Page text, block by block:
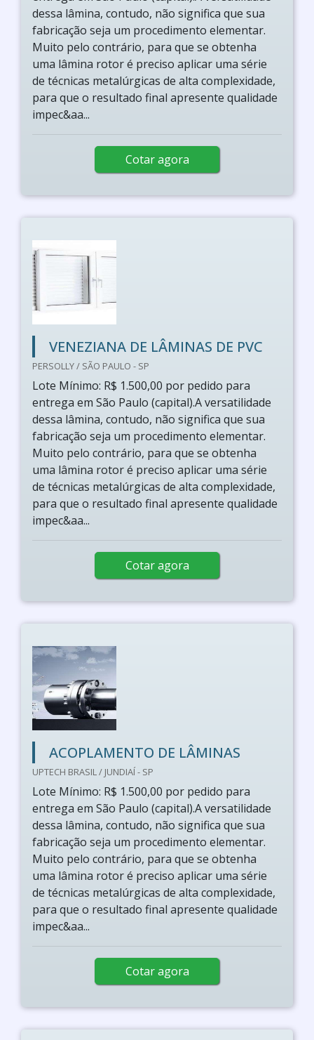
dessa lâmina, contudo, não significa que sua
fabricação seja um procedimento elementar.
Muito pelo contrário, para que se obtenha
uma lâmina rotor é preciso aplicar uma série
de técnicas metalúrgicas de alta complexidade,
para que o resultado final apresente qualidade
impec&aa...
Cotar agora
VENEZIANA DE LÂMINAS DE PVC
PERSOLLY / SÃO PAULO - SP
Lote Mínimo: R$ 1.500,00 por pedido para
entrega em São Paulo (capital).A versatilidade
dessa lâmina, contudo, não significa que sua
fabricação seja um procedimento elementar.
Muito pelo contrário, para que se obtenha
uma lâmina rotor é preciso aplicar uma série
de técnicas metalúrgicas de alta complexidade,
para que o resultado final apresente qualidade
impec&aa...
Cotar agora
ACOPLAMENTO DE LÂMINAS
UPTECH BRASIL / JUNDIAÍ - SP
Lote Mínimo: R$ 1.500,00 por pedido para
entrega em São Paulo (capital).A versatilidade
dessa lâmina, contudo, não significa que sua
fabricação seja um procedimento elementar.
Muito pelo contrário, para que se obtenha
uma lâmina rotor é preciso aplicar uma série
de técnicas metalúrgicas de alta complexidade,
para que o resultado final apresente qualidade
impec&aa...
Cotar agora